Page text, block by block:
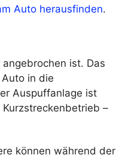
Auto herausfinden.
ist. Das
in die
Auspuffanlage ist
–
können während der